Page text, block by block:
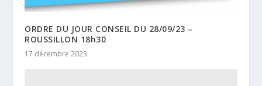
ORDRE DU JOUR CONSEIL DU 28/09/23 –
ROUSSILLON 18h30
17 décembre 2023